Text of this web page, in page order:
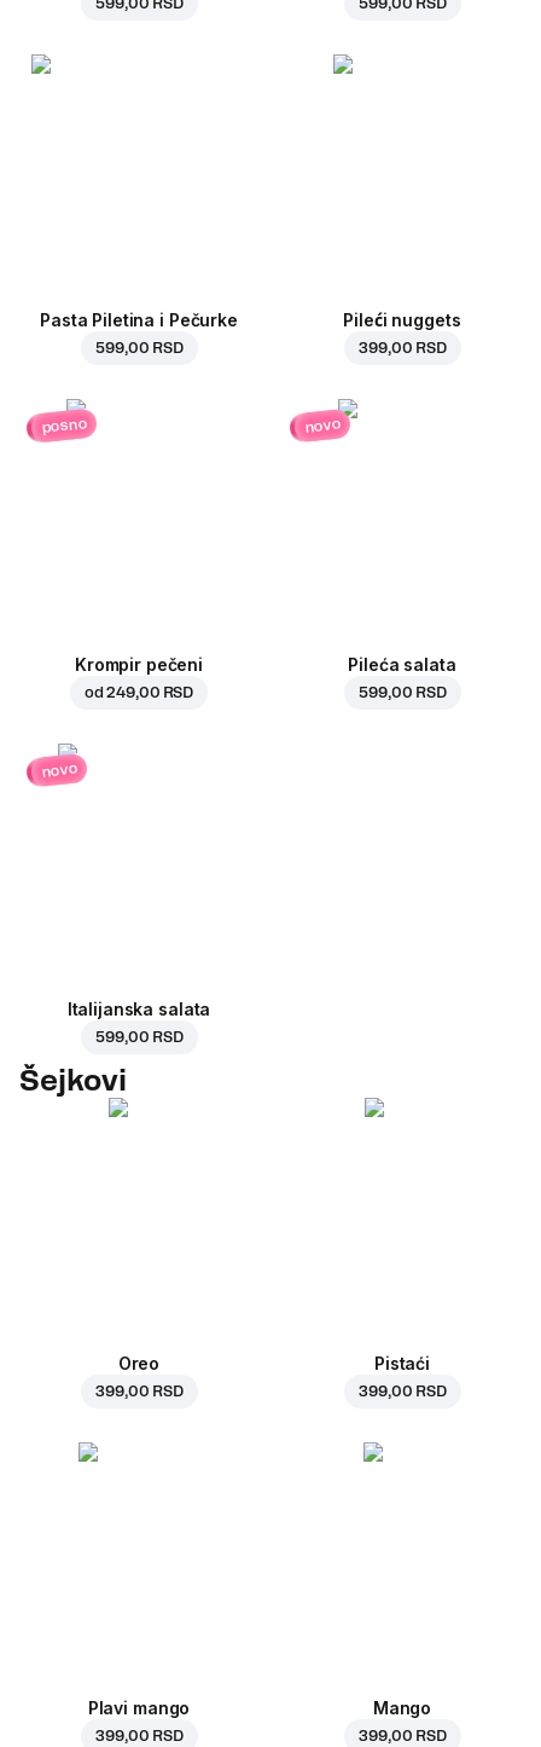
Pasta Piletina i Pečurke
599,00 RSD
Pileći nuggets
399,00 RSD
posno
Krompir pečeni
od249,00 RSD
novo
Pileća salata
599,00 RSD
novo
Italijanska salata
599,00 RSD
Šejkovi
Oreo
399,00 RSD
Pistaći
399,00 RSD
Plavi mango
399,00 RSD
Mango
399,00 RSD